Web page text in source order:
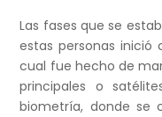
Las fases que se
estas personas inició
cual fue hecho de
principales o
biometría, donde se